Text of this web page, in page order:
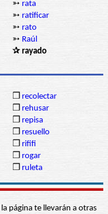
➳ rata
➳ ratificar
➳ rato
➳ Raúl
✰ rayado
❒ recolectar
❒ rehusar
❒ repisa
❒ resuello
❒ rififi
❒ rogar
❒ ruleta
página te llevarán a otras